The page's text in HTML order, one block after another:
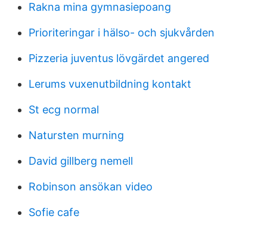
Rakna mina gymnasiepoang
Prioriteringar i hälso- och sjukvården
Pizzeria juventus lövgärdet angered
Lerums vuxenutbildning kontakt
St ecg normal
Natursten murning
David gillberg nemell
Robinson ansökan video
Sofie cafe